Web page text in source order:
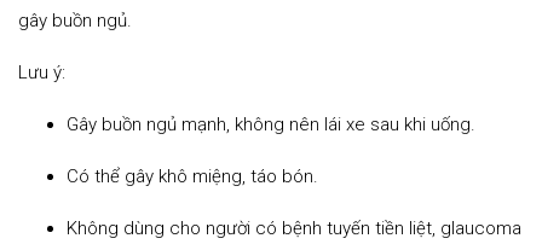
gây buồn ngủ.
Lưu ý:
Gây buồn ngủ mạnh, không nên lái xe sau khi uống.
Có thể gây khô miệng, táo bón.
Không dùng cho người có bệnh tuyến tiền liệt, glaucoma